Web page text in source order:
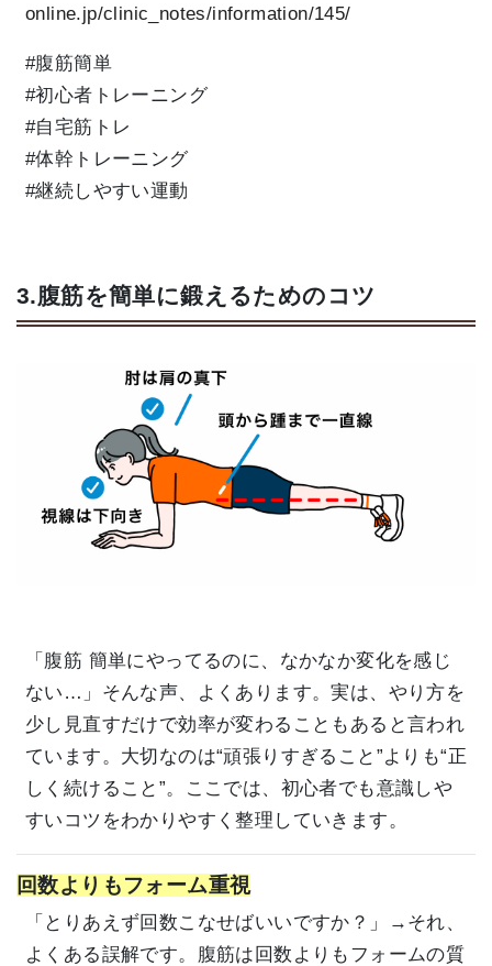
online.jp/clinic_notes/information/145/
#腹筋簡単
#初心者トレーニング
#自宅筋トレ
#体幹トレーニング
#継続しやすい運動
3.腹筋を簡単に鍛えるためのコツ
「腹筋 簡単にやってるのに、なかなか変化を感じ
ない…」そんな声、よくあります。実は、やり方を
少し見直すだけで効率が変わることもあると言われ
ています。大切なのは“頑張りすぎること”よりも“正
しく続けること”。ここでは、初心者でも意識しや
すいコツをわかりやすく整理していきます。
回数よりもフォーム重視
「とりあえず回数こなせばいいですか？」→それ、
よくある誤解です。腹筋は回数よりもフォームの質